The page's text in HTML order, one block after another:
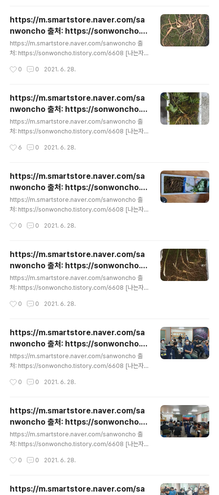
https://m.smartstore.naver.com/sa
nwoncho 출처: https://sonwoncho.ti
story.com/6608 [나는자연인이다 박영호
헌터]
https://m.smartstore.naver.com/sanwoncho 출
처: https://sonwoncho.tistory.com/6608 [나는자
0 0 2021. 6. 28.
https://m.smartstore.naver.com/sa
nwoncho 출처: https://sonwoncho.ti
story.com/6608 [나는자연인이다 박영호
헌터]
https://m.smartstore.naver.com/sanwoncho 출
처: https://sonwoncho.tistory.com/6608 [나는자
6 0 2021. 6. 28.
https://m.smartstore.naver.com/sa
nwoncho 출처: https://sonwoncho.ti
story.com/6608 [나는자연인이다 박영호
헌터]
https://m.smartstore.naver.com/sanwoncho 출
처: https://sonwoncho.tistory.com/6608 [나는자
0 0 2021. 6. 28.
https://m.smartstore.naver.com/sa
nwoncho 출처: https://sonwoncho.ti
story.com/6608 [나는자연인이다 박영호
헌터]
https://m.smartstore.naver.com/sanwoncho 출
처: https://sonwoncho.tistory.com/6608 [나는자
0 0 2021. 6. 28.
https://m.smartstore.naver.com/sa
nwoncho 출처: https://sonwoncho.ti
story.com/6608 [나는자연인이다 박영호
헌터]
https://m.smartstore.naver.com/sanwoncho 출
처: https://sonwoncho.tistory.com/6608 [나는자
0 0 2021. 6. 28.
https://m.smartstore.naver.com/sa
nwoncho 출처: https://sonwoncho.ti
story.com/6608 [나는자연인이다 박영호
헌터]
https://m.smartstore.naver.com/sanwoncho 출
처: https://sonwoncho.tistory.com/6608 [나는자
0 0 2021. 6. 28.
https://m.smartstore.naver.com/sa